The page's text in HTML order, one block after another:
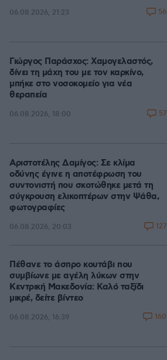
06.08.2026, 21:23 56
Γιώργος Παράσχος: Χαμογελαστός,
δίνει τη μάχη του με τον καρκίνο,
μπήκε στο νοσοκομείο για νέα
θεραπεία
06.08.2026, 18:00 57
Αριστοτέλης Δαμίγος: Σε κλίμα
οδύνης έγινε η αποτέφρωση του
συντονιστή που σκοτώθηκε μετά τη
σύγκρουση ελικοπτέρων στην Ψάθα,
φωτογραφίες
06.08.2026, 20:03 127
Πέθανε το άσπρο κουτάβι που
συμβίωνε με αγέλη λύκων στην
Κεντρική Μακεδονία: Καλό ταξίδι
μικρέ, δείτε βίντεο
06.08.2026, 16:39 160